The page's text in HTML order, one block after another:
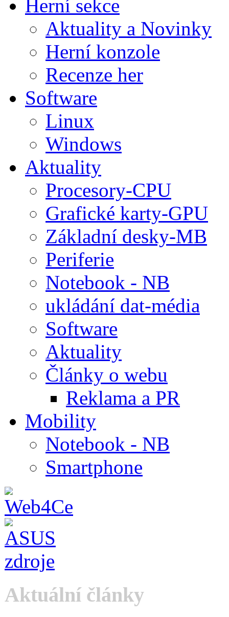
Herní sekce
Aktuality a Novinky
Herní konzole
Recenze her
Software
Linux
Windows
Aktuality
Procesory-CPU
Grafické karty-GPU
Základní desky-MB
Periferie
Notebook - NB
ukládání dat-média
Software
Aktuality
Články o webu
Reklama a PR
Mobility
Notebook - NB
Smartphone
Aktuální články